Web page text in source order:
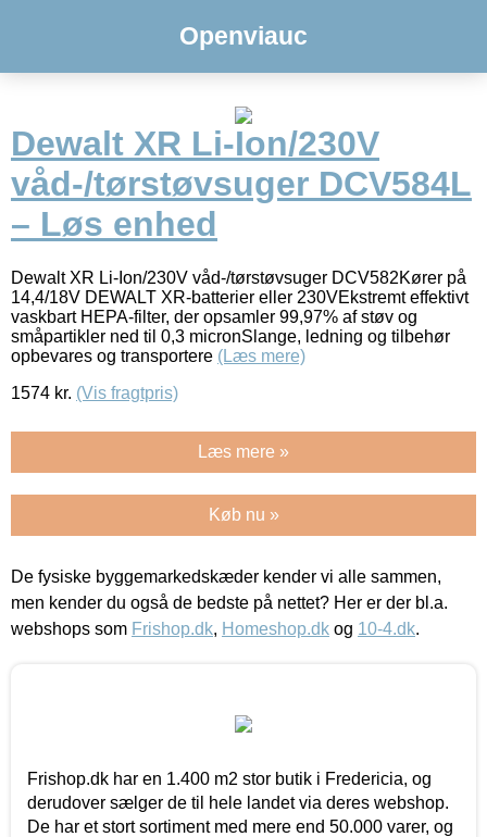
Openviauc
Dewalt XR Li-Ion/230V
våd-/tørstøvsuger DCV584L
– Løs enhed
Dewalt XR Li-Ion/230V våd-/tørstøvsuger DCV582Kører på
14,4/18V DEWALT XR-batterier eller 230VEkstremt effektivt
vaskbart HEPA-filter, der opsamler 99,97% af støv og
småpartikler ned til 0,3 micronSlange, ledning og tilbehør
opbevares og transportere (Læs mere)
1574 kr. (Vis fragtpris)
Læs mere »
Køb nu »
De fysiske byggemarkedskæder kender vi alle sammen,
men kender du også de bedste på nettet? Her er der bl.a.
webshops som Frishop.dk, Homeshop.dk og 10-4.dk.
Frishop.dk har en 1.400 m2 stor butik i Fredericia, og
derudover sælger de til hele landet via deres webshop.
De har et stort sortiment med mere end 50.000 varer, og